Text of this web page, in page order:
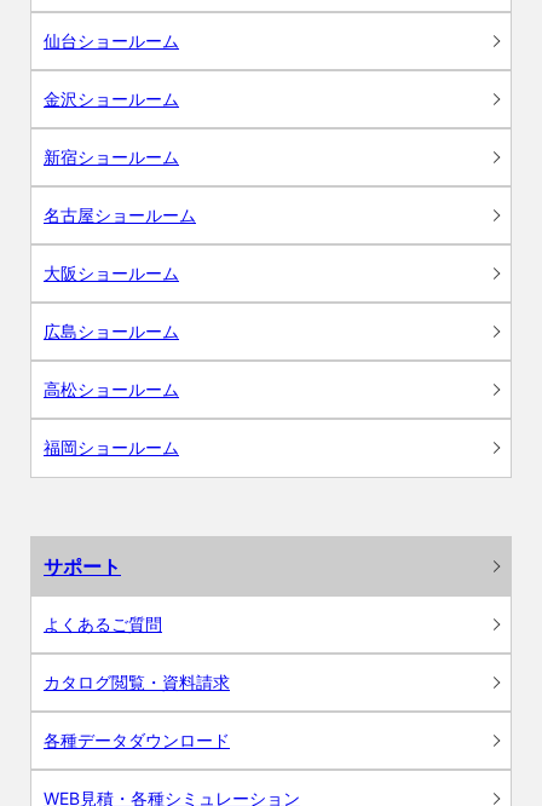
仙台ショールーム
金沢ショールーム
新宿ショールーム
名古屋ショールーム
大阪ショールーム
広島ショールーム
高松ショールーム
福岡ショールーム
サポート
よくあるご質問
カタログ閲覧・資料請求
各種データダウンロード
WEB見積・各種シミュレーション